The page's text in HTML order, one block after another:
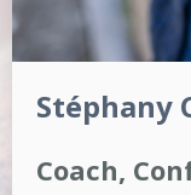
Stéphany
Coach,